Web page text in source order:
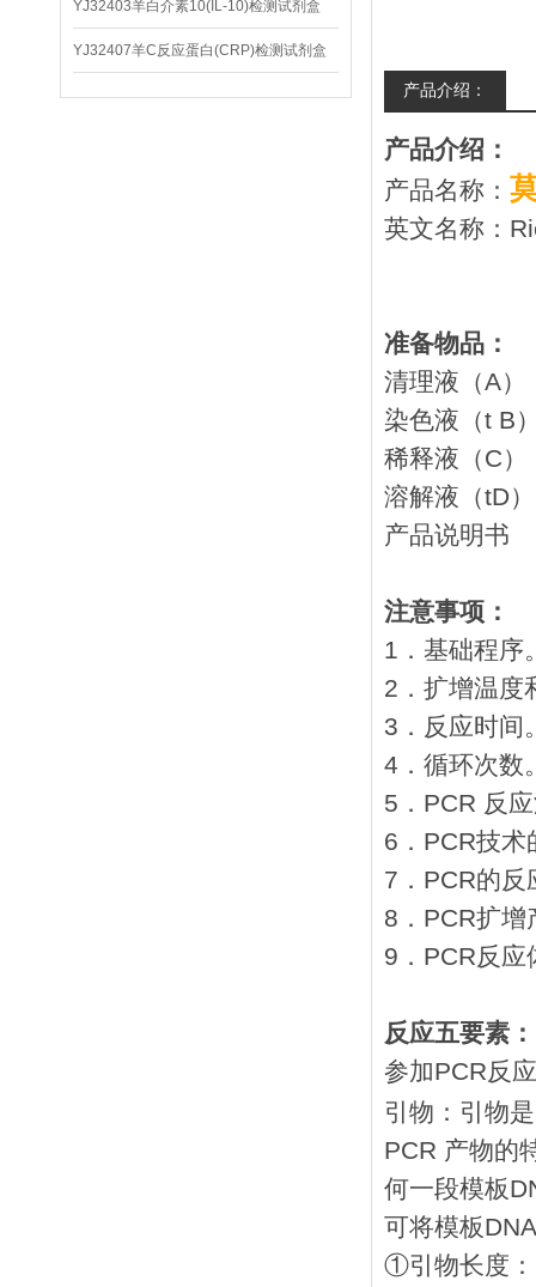
盒
YJ32403羊白介素10(IL-10)检测试剂盒
YJ32407羊C反应蛋白(CRP)检测试剂盒
产品介绍：
产品介绍：
产品名称：
英文名称：
准备物品：
清理
染色
稀释
溶解
产品
注意事项：
1．基础程序
2．扩增温度
3．反应时间
4．循环次数
5．PCR 反
6．PCR技术
7．PCR的反
8．PCR扩增
9．PCR反应
反应五要素：
参加PCR反
引物：引物
PCR 产物的
何一段模板
可将模板
①引物长度